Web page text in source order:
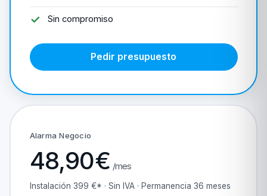
Sin compromiso
Pedir presupuesto
Alarma Negocio
48,90€ /mes
Instalación 399 €* · Sin IVA · Permanencia 36 meses